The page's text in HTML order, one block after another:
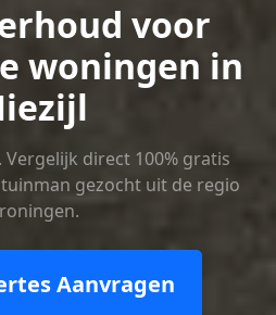
voor
woningen in
direct 100% gratis
gezocht uit de regio
Aanvragen